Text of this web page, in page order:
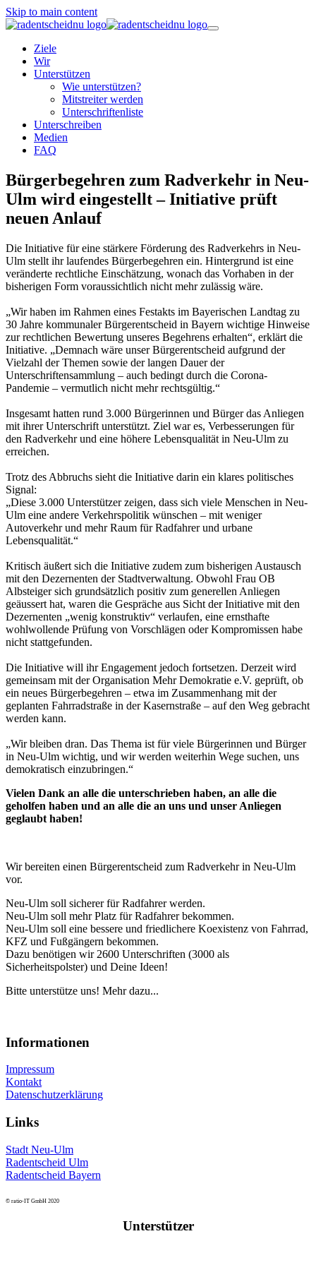
Skip to main content
Ziele
Wir
Unterstützen
Wie unterstützen?
Mitstreiter werden
Unterschriftenliste
Unterschreiben
Medien
FAQ
Bürgerbegehren zum Radverkehr in Neu-
Ulm wird eingestellt – Initiative prüft
neuen Anlauf
Die Initiative für eine stärkere Förderung des Radverkehrs in Neu-
Ulm stellt ihr laufendes Bürgerbegehren ein. Hintergrund ist eine
veränderte rechtliche Einschätzung, wonach das Vorhaben in der
bisherigen Form voraussichtlich nicht mehr zulässig wäre.
„Wir haben im Rahmen eines Festakts im Bayerischen Landtag zu
30 Jahre kommunaler Bürgerentscheid in Bayern wichtige Hinweise
zur rechtlichen Bewertung unseres Begehrens erhalten“, erklärt die
Initiative. „Demnach wäre unser Bürgerentscheid aufgrund der
Vielzahl der Themen sowie der langen Dauer der
Unterschriftensammlung – auch bedingt durch die Corona-
Pandemie – vermutlich nicht mehr rechtsgültig.“
Insgesamt hatten rund 3.000 Bürgerinnen und Bürger das Anliegen
mit ihrer Unterschrift unterstützt. Ziel war es, Verbesserungen für
den Radverkehr und eine höhere Lebensqualität in Neu-Ulm zu
erreichen.
Trotz des Abbruchs sieht die Initiative darin ein klares politisches
Signal:
„Diese 3.000 Unterstützer zeigen, dass sich viele Menschen in Neu-
Ulm eine andere Verkehrspolitik wünschen – mit weniger
Autoverkehr und mehr Raum für Radfahrer und urbane
Lebensqualität.“
Kritisch äußert sich die Initiative zudem zum bisherigen Austausch
mit den Dezernenten der Stadtverwaltung. Obwohl Frau OB
Albsteiger sich grundsätzlich positiv zum generellen Anliegen
geäussert hat, waren die Gespräche aus Sicht der Initiative mit den
Dezernenten „wenig konstruktiv“ verlaufen, eine ernsthafte
wohlwollende Prüfung von Vorschlägen oder Kompromissen habe
nicht stattgefunden.
Die Initiative will ihr Engagement jedoch fortsetzen. Derzeit wird
gemeinsam mit der Organisation Mehr Demokratie e.V. geprüft, ob
ein neues Bürgerbegehren – etwa im Zusammenhang mit der
geplanten Fahrradstraße in der Kasernstraße – auf den Weg gebracht
werden kann.
„Wir bleiben dran. Das Thema ist für viele Bürgerinnen und Bürger
in Neu-Ulm wichtig, und wir werden weiterhin Wege suchen, uns
demokratisch einzubringen.“
Vielen Dank an alle die unterschrieben haben, an alle die
geholfen haben und an alle die an uns und unser Anliegen
geglaubt haben!
Wir bereiten einen Bürgerentscheid zum Radverkehr in Neu-Ulm
vor.
Neu-Ulm soll sicherer für Radfahrer werden.
Neu-Ulm soll mehr Platz für Radfahrer bekommen.
Neu-Ulm soll eine bessere und friedlichere Koexistenz von Fahrrad,
KFZ und Fußgängern bekommen.
Dazu benötigen wir 2600 Unterschriften (3000 als
Sicherheitspolster) und Deine Ideen!
Bitte unterstütze uns! Mehr dazu...
Informationen
Impressum
Kontakt
Datenschutzerklärung
Links
Stadt Neu-Ulm
Radentscheid Ulm
Radentscheid Bayern
© ratio-IT GmbH 2020
Unterstützer